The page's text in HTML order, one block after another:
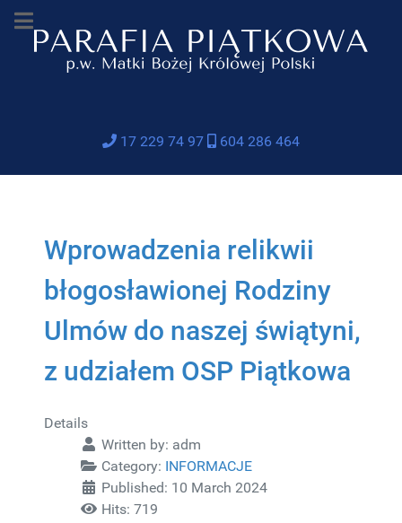
17 229 74 97 604 286 464
Wprowadzenia relikwii
błogosławionej Rodziny
Ulmów do naszej świątyni,
z udziałem OSP Piątkowa
Details
Written by: adm
Category: INFORMACJE
Published: 10 March 2024
Hits: 719